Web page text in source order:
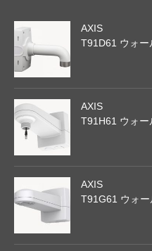
AXIS
T91D61 ウォー
AXIS
T91H61 ウォー
AXIS
T91G61 ウォー